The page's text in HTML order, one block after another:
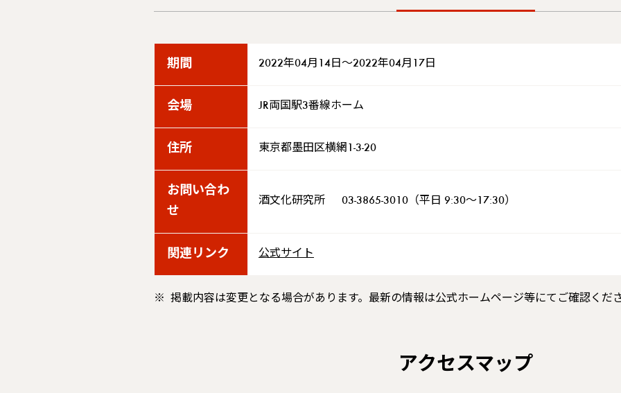
期間 2022年04月14日～2022年04月17日
会場 JR両国駅3番線ホーム
住所 東京都墨田区横網1-3-20
お問い合わ
せ
酒文化研究所 03-3865-3010（平日 9:30～17:30）
関連リンク 公式サイト
掲載内容は変更となる場合があります。最新の情報は公式ホームページ等にてご確認くだ
アクセスマップ